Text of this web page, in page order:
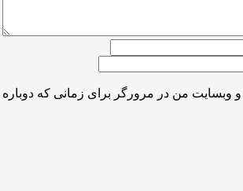
و وبسایت من در مرورگر برای زمانی که